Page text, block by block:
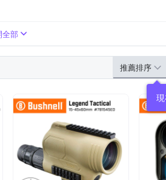
式稜鏡
26~37mm
全部
推薦排序